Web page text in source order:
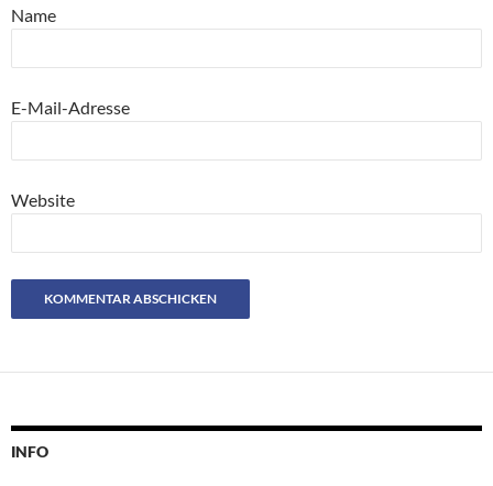
Name
E-Mail-Adresse
Website
INFO